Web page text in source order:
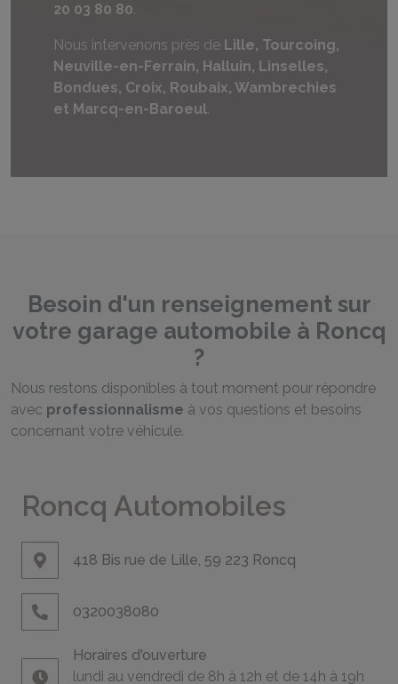
20 03 80 80.
Nous intervenons près de Lille, Tourcoing,
Neuville-en-Ferrain, Halluin, Linselles,
Bondues, Croix, Roubaix, Wambrechies
et Marcq-en-Baroeul.
Besoin d'un renseignement sur
votre garage automobile à Roncq
?
Nous restons disponibles à tout moment pour répondre
avec professionnalisme à vos questions et besoins
concernant votre véhicule.
Roncq Automobiles
418 Bis rue de Lille, 59 223 Roncq
0320038080
Horaires d'ouverture
lundi au vendredi de 8h à 12h et de 14h à 19h